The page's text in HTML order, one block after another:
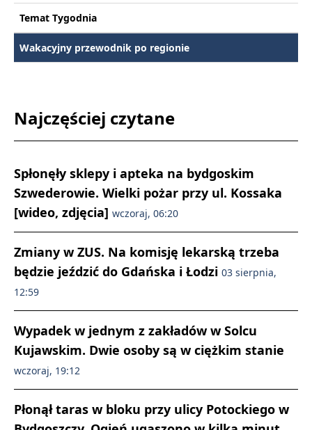
Temat Tygodnia
Wakacyjny przewodnik po regionie
Najczęściej czytane
Spłonęły sklepy i apteka na bydgoskim
Szwederowie. Wielki pożar przy ul. Kossaka
[wideo, zdjęcia] wczoraj, 06:20
Zmiany w ZUS. Na komisję lekarską trzeba
będzie jeździć do Gdańska i Łodzi 03 sierpnia,
12:59
Wypadek w jednym z zakładów w Solcu
Kujawskim. Dwie osoby są w ciężkim stanie
wczoraj, 19:12
Płonął taras w bloku przy ulicy Potockiego w